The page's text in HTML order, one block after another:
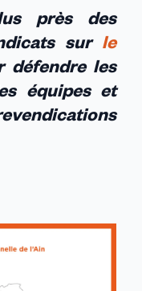
près des
sur le
défendre les
équipes et